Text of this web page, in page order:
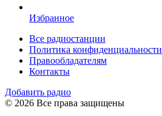
Избранное
Все радиостанции
Политика конфиденциальности
Правообладателям
Контакты
Добавить радио
© 2026 Все права защищены